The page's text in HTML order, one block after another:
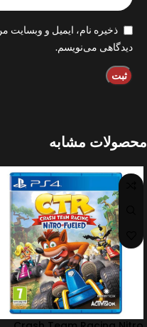
ذخیره نام، ایمیل و وبسایت
دیدگاهی می‌نویسم.
محصولات مشابه